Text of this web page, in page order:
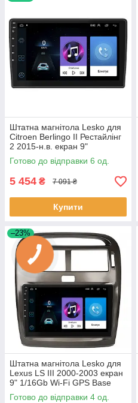
Штатна магнітола Lesko для
Citroen Berlingo II Рестайлінг
2 2015-н.в. екран 9"
1/16Gb/Wi-Fi GPS Optima 6шт
Готово до відправки 6 од.
5 454 ₴ 7 091 ₴
Купити
–23%
Штатна магнітола Lesko для
Lexus LS III 2000-2003 екран
9" 1/16Gb Wi-Fi GPS Base
Лексус 4 шт.
Готово до відправки 4 од.